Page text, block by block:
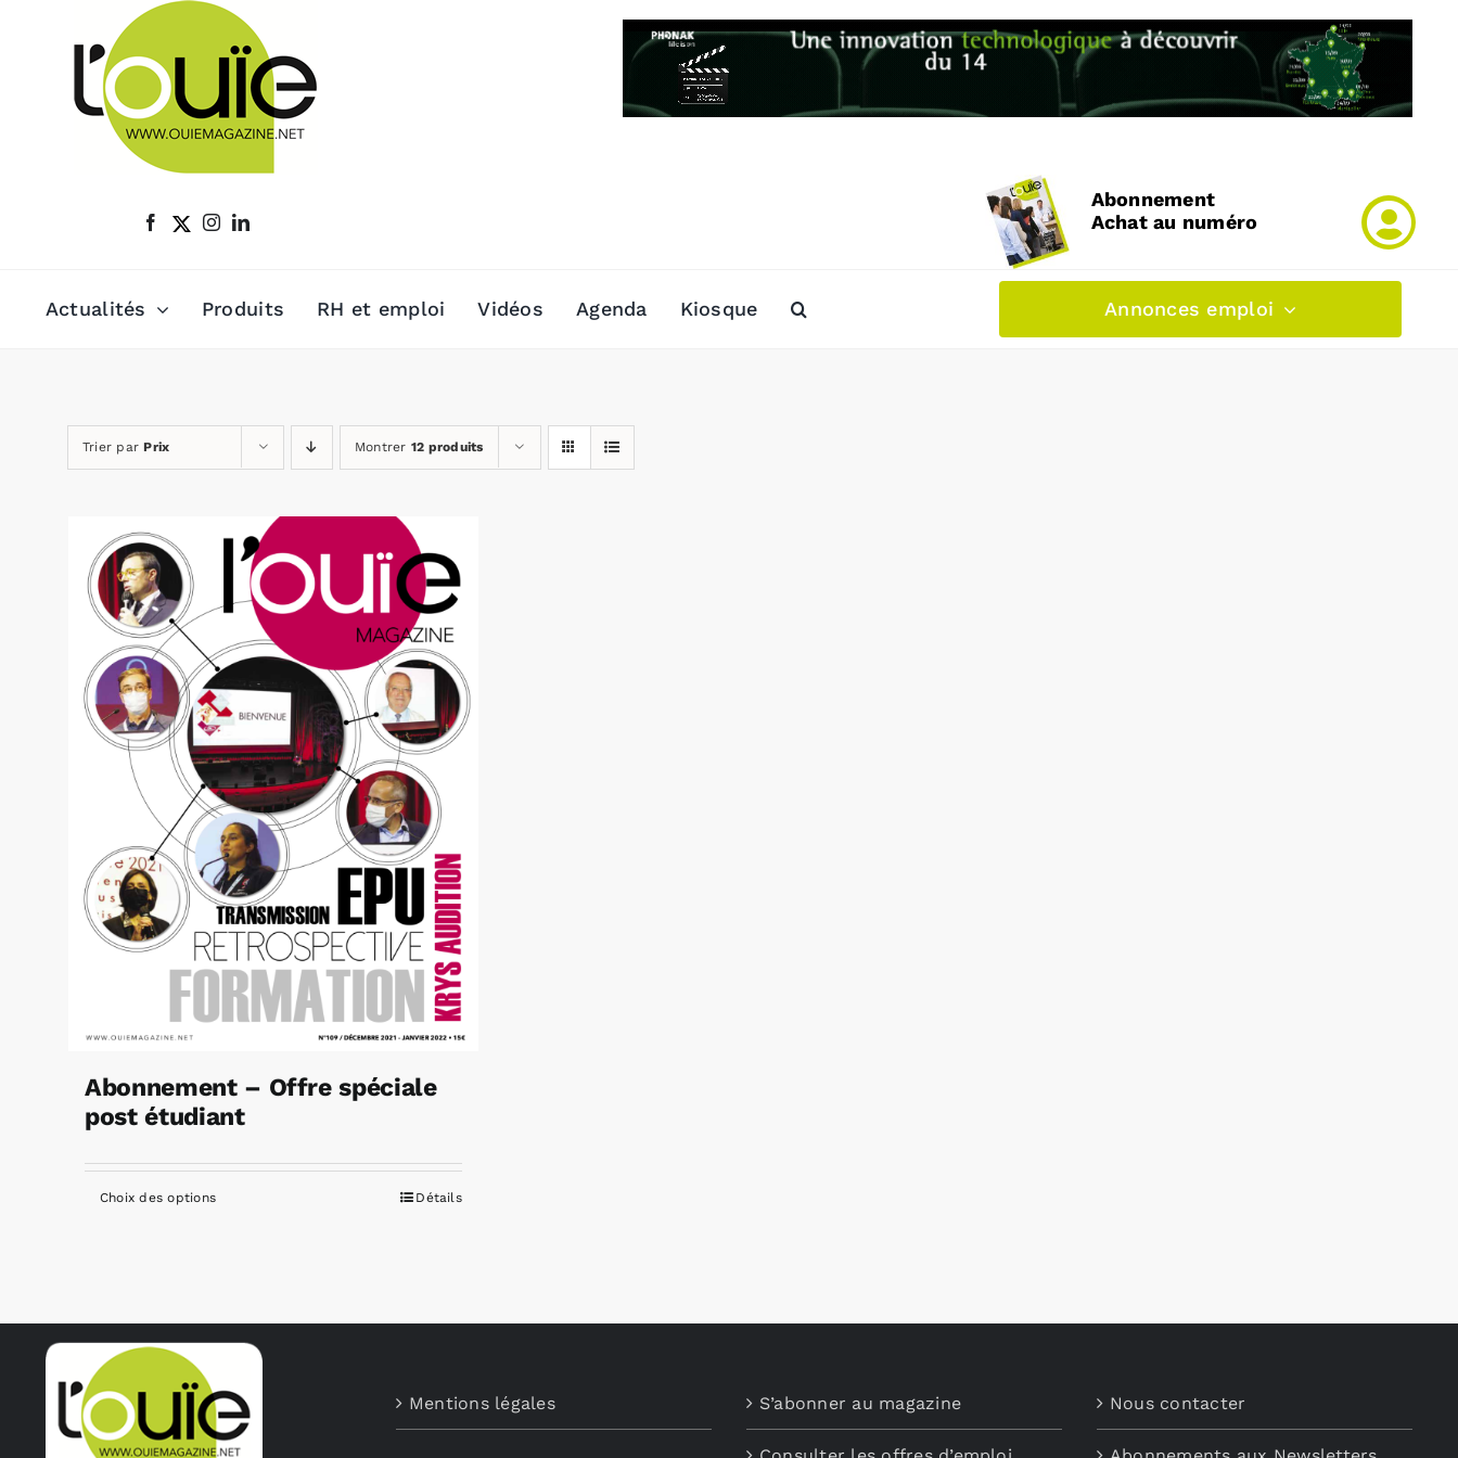
Abonnement
Achat au numéro
Actualités Produits RH et emploi Vidéos Agenda Kiosque Annonces emploi
Trier parPrix Montrer 12 produits
Abonnement – Offre spéciale
post étudiant
Choix des optionsCe
variations.
Les
peuvent
être
Détails
Mentions légales S’abonner au magazine Nous contacter